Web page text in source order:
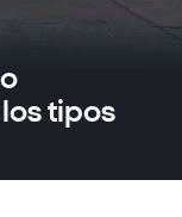
tipos